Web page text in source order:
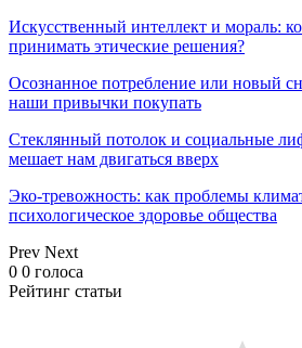
Искусственный интеллект и мораль:
принимать этические решения?
Осознанное потребление или новый
наши привычки покупать
Стеклянный потолок и социальные
мешает нам двигаться вверх
Эко-тревожность: как проблемы
психологическое здоровье общества
Prev Next
0 0 голоса
Рейтинг статьи